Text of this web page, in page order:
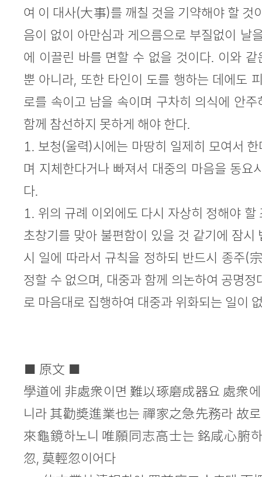
여 이 대사(大事)를 깨칠 것을 기약해야 할 것
음이 없이 아만심과 게으름으로 부질없이 날
에 이끌린 바를 면할 수 없을 것이다. 이와
뿐 아니라, 또한 타인이 도를 행하는 데에도
로를 속이고 남을 속이며 구차히 의식에 안
함께 참선하지 못하게 해야 한다.
1. 보청(울력)시에는 마땅히 일제히 모여서
며 지체한다거나 빠져서 대중의 마음을 동요
다.
1. 위의 규례 이외에도 다시 자상히 정해야
초창기를 맞아 불편함이 있을 것 같기에 잠
시 일에 따라서 규칙을 정하되 반드시 종주(
정할 수 없으며, 대중과 함께 의논하여 공명
로 마음대로 집행하여 대중과 위화되는 일이
■ 原文 ■
學道에 非處衆이면 難以琢磨成器요 處衆
니라 其勸奬進業也는 禪家之急先務라 故
來龜鏡하노니 唯願同志高士는 銘咸心腑
忽, 莫輕忽이어다